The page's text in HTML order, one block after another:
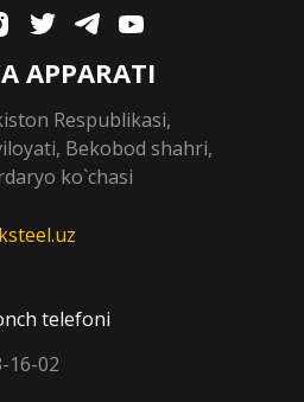
APPARATI
Respublikasi,
Bekobod shahri,
ko`chasi
telefoni
16-02